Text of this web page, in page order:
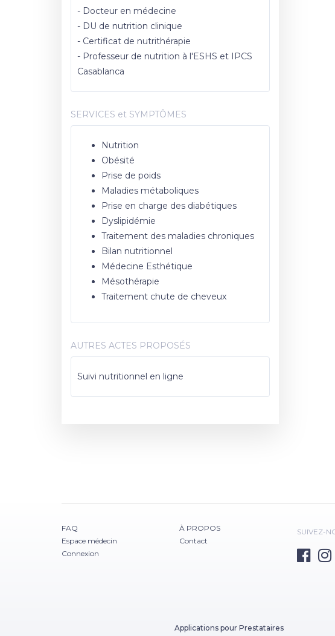
- Docteur en médecine
- DU de nutrition clinique
- Certificat de nutrithérapie
- Professeur de nutrition à l'ESHS et IPCS
Casablanca
SERVICES et SYMPTÔMES
Nutrition
Obésité
Prise de poids
Maladies métaboliques
Prise en charge des diabétiques
Dyslipidémie
Traitement des maladies chroniques
Bilan nutritionnel
Médecine Esthétique
Mésothérapie
Traitement chute de cheveux
AUTRES ACTES PROPOSÉS
Suivi nutritionnel en ligne
FAQ
Espace médecin
Connexion
À PROPOS
Contact
SUIVEZ-
Applications pour Prestataires